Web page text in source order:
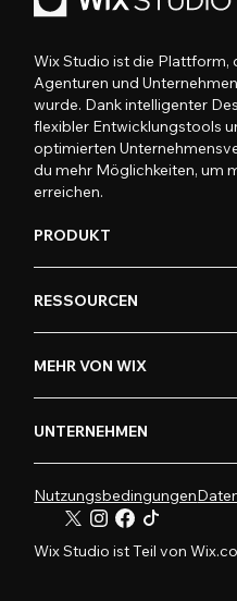
Wix Studio ist die Plattform,
Agenturen und
wurde. Dank intelligenter
flexibler Entwicklungstools
optimierten
du mehr Möglichkeiten, um
erreichen.
PRODUKT
RESSOURCEN
MEHR VON WIX
UNTERNEHMEN
Nutzungsbedingungen
Wix Studio ist Teil von